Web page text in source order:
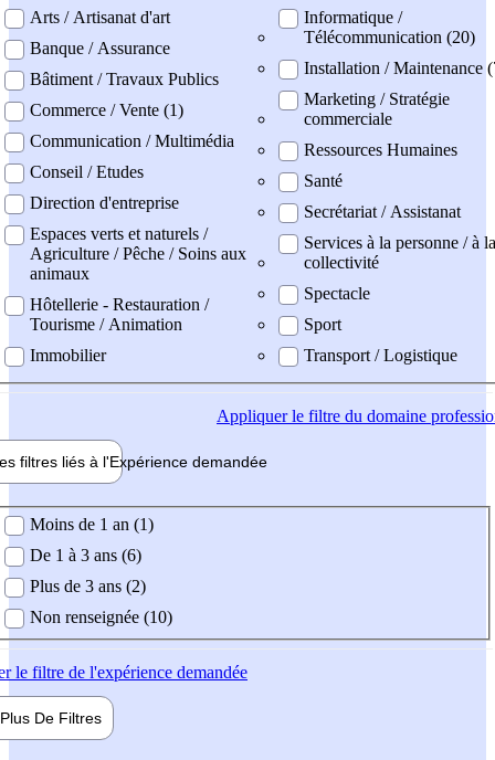
Arts / Artisanat d'art
Banque / Assurance
Bâtiment / Travaux Publics
Commerce / Vente (1)
Communication / Multimédia
Conseil / Etudes
Direction d'entreprise
Espaces verts et naturels /
Agriculture / Pêche / Soins aux
animaux
Hôtellerie - Restauration /
Tourisme / Animation
Immobilier
Informatique /
Télécommunication (20)
Installation / Maintenance
Marketing / Stratégie
commerciale
Ressources Humaines
Santé
Secrétariat / Assistanat
Services à la personne / à la
collectivité
Spectacle
Sport
Transport / Logistique
Appliquerle filtre du domaine
filtres liés à l'Expérience demandée
demandée
Moins de 1 an (1)
De 1 à 3 ans (6)
Plus de 3 ans (2)
Non renseignée (10)
le filtre de l'expérience demandée
Plus De Filtres